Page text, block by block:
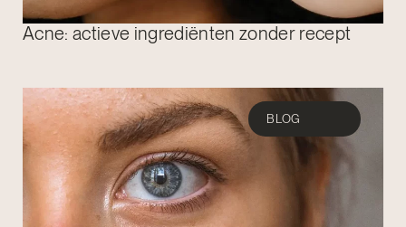
Acne: actieve ingrediënten zonder recept
BLOG